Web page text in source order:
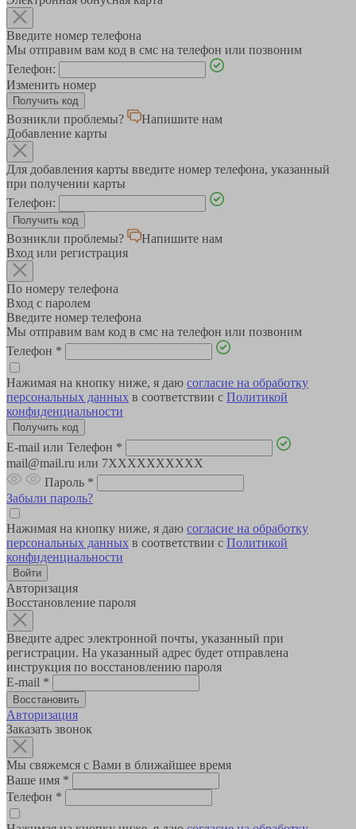
Введите номер телефона
Мы отправим вам код в смс на телефон или позвоним
Телефон:
Изменить номер
Возникли проблемы?
Напишите нам
Добавление карты
Для добавления карты введите номер телефона, указанный
при получении карты
Телефон:
Возникли проблемы?
Напишите нам
Вход или регистрация
По номеру телефона
Вход с паролем
Введите номер телефона
Мы отправим вам код в смс на телефон или позвоним
Телефон *
Нажимая на кнопку ниже, я даю согласие на обработку
персональных данных в соответствии с Политикой
конфиденциальности
E-mail или Телефон *
mail@mail.ru или 7XXXXXXXXXX
Пароль *
Забыли пароль?
Нажимая на кнопку ниже, я даю согласие на обработку
персональных данных в соответствии с Политикой
конфиденциальности
Авторизация
Восстановление пароля
Введите адрес электронной почты, указанный при
регистрации. На указанный адрес будет отправлена
инструкция по восстановлению пароля
E-mail *
Авторизация
Заказать звонок
Мы свяжемся с Вами в ближайшее время
Ваше имя *
Телефон *